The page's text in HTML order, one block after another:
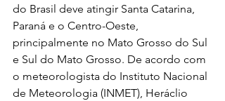
do Brasil deve atingir Santa Catarina,
Paraná e o Centro-Oeste,
principalmente no Mato Grosso do Sul
e Sul do Mato Grosso. De acordo com
o meteorologista do Instituto Nacional
de Meteorologia (INMET), Heráclio